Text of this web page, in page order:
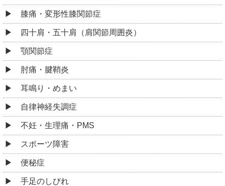
膝痛・変形性膝関節症
四十肩・五十肩（肩関節周囲炎）
顎関節症
肘痛・腱鞘炎
耳鳴り・めまい
自律神経失調症
不妊・生理痛・PMS
スポーツ障害
便秘症
手足のしびれ